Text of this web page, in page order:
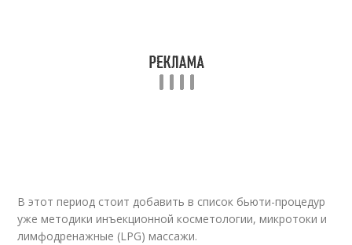
В этот период стоит добавить в список бьюти-процедур
уже методики инъекционной косметологии, микротоки и
лимфодренажные (LPG) массажи.